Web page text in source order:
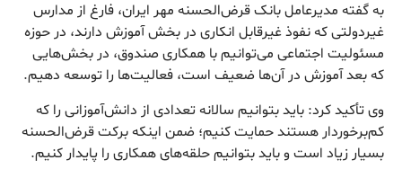
به گفته مدیرعامل بانک قرض‌الحسنه مهر ایران، فارغ از مدارس
غیردولتی که نفوذ غیرقابل انکاری در بخش آموزش دارند، در حوزه
مسئولیت اجتماعی می‌توانیم با همکاری صندوق، در بخش‌هایی
که بعد آموزش در آن‌ها ضعیف است، فعالیت‌ها را توسعه دهیم.
وی تأکید کرد: باید بتوانیم سالانه تعدادی از دانش‌آموزانی را که
کم‌برخوردار هستند حمایت کنیم؛ ضمن اینکه برکت قرض‌الحسنه
بسیار زیاد است و باید بتوانیم حلقه‌های همکاری را پایدار کنیم.